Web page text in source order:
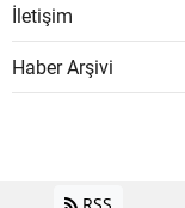
İletişim
Haber Arşivi
RSS